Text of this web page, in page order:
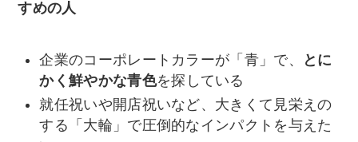
すめの人
企業のコーポレートカラーが「青」で、
とに
かく鮮やかな青色を探している
就任祝いや開店祝いなど、大きくて見栄えの
する「大輪」で圧倒的なインパクトを与えた